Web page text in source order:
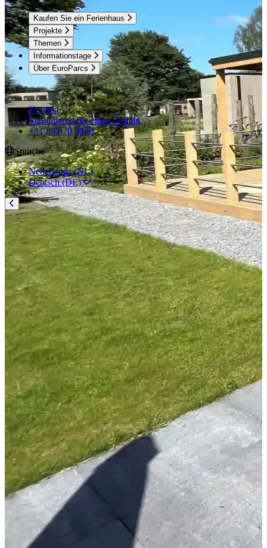
Kaufen Sie ein Ferienhaus
Projekte
Themen
Informationstage
Über EuroParcs
Extra
Kontakt
Vereinbaren Sie einen Termin
+31 88 070 8000
Sprache
Nederlands (NL)
Deutsch (DE)